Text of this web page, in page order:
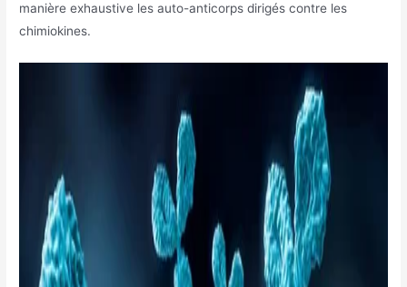
manière exhaustive les auto-anticorps dirigés contre les
chimiokines.